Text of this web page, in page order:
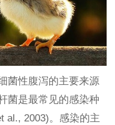
菌性腹泻的主要来源
菌是最常见的感染种
al., 2003)。感染的主